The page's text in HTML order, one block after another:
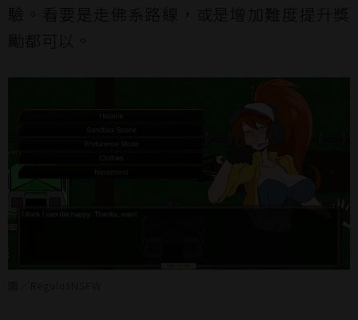
驗。看要是走佛系路線，或是增加難度提升獎
勵都可以。